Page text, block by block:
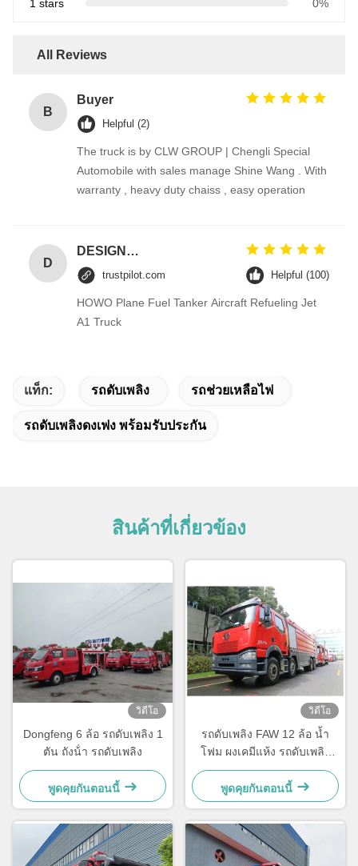
1 stars 0%
All Reviews
B
Buyer
Helpful (2)
The truck is by CLW GROUP | Chengli Special
Automobile with sales manage Shine Wang . With
warranty , heavy duty chaiss , easy operation
D
DESIGNER CODE
trustpilot.com Helpful (100)
HOWO Plane Fuel Tanker Aircraft Refueling Jet
A1 Truck
แท็ก: รถดับเพลิง รถช่วยเหลือไฟ
รถดับเพลิงดงเฟง พร้อมรับประกัน
สินค้าที่เกี่ยวข้อง
วิดีโอ
Dongfeng 6 ล้อ รถดับเพลิง 1
ตัน ถังน้ํา รถดับเพลิง
พูดคุยกันตอนนี้
วิดีโอ
รถดับเพลิง FAW 12 ล้อ น้ำ
โฟม ผงเคมีแห้ง รถดับเพลิง
หนัก
พูดคุยกันตอนนี้